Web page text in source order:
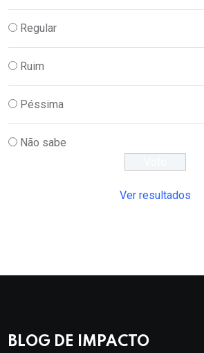
Regular
Ruim
Péssima
Não sabe
Ver resultados
BLOG DE IMPACTO